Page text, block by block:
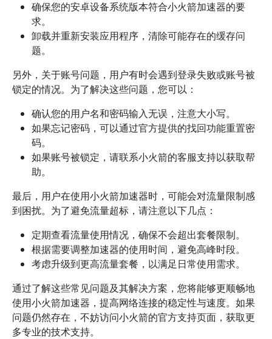
确保您的安卓设备系统版本符合小火箭加速器的要
求。
卸载并重新安装应用程序，清除可能存在的缓存问
题。
另外，关于账号问题，用户有时会遇到登录失败或账号被
锁定的情况。为了解决这些问题，您可以：
确认您的用户名和密码输入无误，注意大小写。
如果忘记密码，可以通过官方提供的找回功能重置密
码。
如果账号被锁定，请联系小火箭的客服支持以获取帮
助。
最后，用户在使用小火箭加速器时，可能会对流量限制感
到困扰。为了避免流量超标，请注意以下几点：
定期查看流量使用情况，确保不会超出套餐限制。
根据需要调整加速器的使用时间，避免高峰时段。
考虑升级到更高流量套餐，以满足日常使用需求。
通过了解这些常见问题及其解决方案，您将能够更顺畅地
使用小火箭加速器，提高网络连接的稳定性与速度。如果
问题仍然存在，不妨访问小火箭的官方支持页面，获取更
多专业的技术支持。